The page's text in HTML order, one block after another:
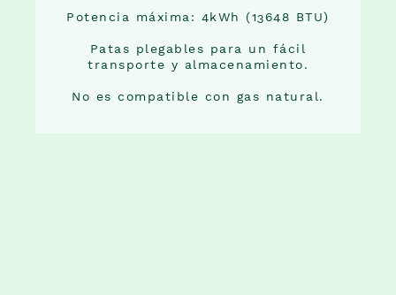
Potencia máxima: 4kWh (13648 BTU)
Patas plegables para un fácil
transporte y almacenamiento.
No es compatible con gas natural.